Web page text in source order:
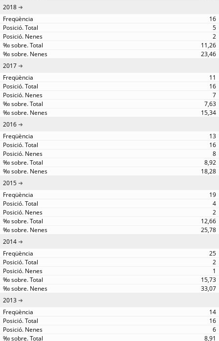
2018
16
5
2
11,26
23,46
2017
11
16
7
7,63
15,34
2016
13
16
8
8,92
18,28
2015
19
4
2
12,66
25,78
2014
25
2
1
15,73
33,07
2013
14
16
6
8,91